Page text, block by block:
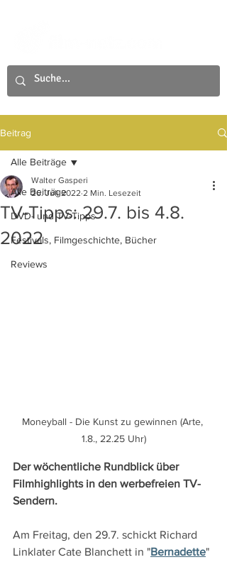
Beitrag
Alle Beiträge
DVD- und TV-Tipps
Festivals, Filmgeschichte, Bücher
Reviews
Alle Beiträge
TV-Tipps: 29.7. bis 4.8.
2022
Walter Gasperi
26. Juli 2022 2 Min. Lesezeit
Moneyball - Die Kunst zu gewinnen (Arte,
1.8., 22.25 Uhr)
Der wöchentliche Rundblick über
Filmhighlights in den werbefreien TV-
Sendern.
Am Freitag, den 29.7. schickt Richard
Linklater Cate Blanchett in "Bernadette"